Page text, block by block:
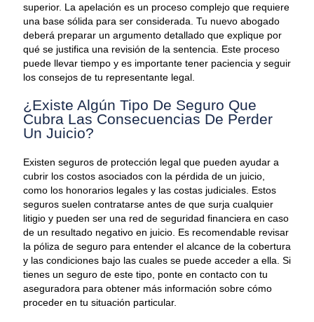
superior. La apelación es un proceso complejo que requiere
una base sólida para ser considerada. Tu nuevo abogado
deberá preparar un argumento detallado que explique por
qué se justifica una revisión de la sentencia. Este proceso
puede llevar tiempo y es importante tener paciencia y seguir
los consejos de tu representante legal.
¿Existe Algún Tipo De Seguro Que
Cubra Las Consecuencias De Perder
Un Juicio?
Existen seguros de protección legal que pueden ayudar a
cubrir los costos asociados con la pérdida de un juicio,
como los honorarios legales y las costas judiciales. Estos
seguros suelen contratarse antes de que surja cualquier
litigio y pueden ser una red de seguridad financiera en caso
de un resultado negativo en juicio. Es recomendable revisar
la póliza de seguro para entender el alcance de la cobertura
y las condiciones bajo las cuales se puede acceder a ella. Si
tienes un seguro de este tipo, ponte en contacto con tu
aseguradora para obtener más información sobre cómo
proceder en tu situación particular.